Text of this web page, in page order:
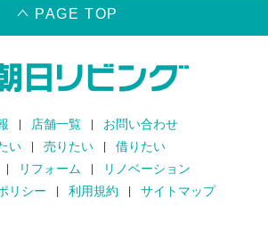
PAGE TOP
店舗一覧
お問い合わせ
い
売りたい
借りたい
リフォーム
リノベーション
リシー
利用規約 サイトマップ